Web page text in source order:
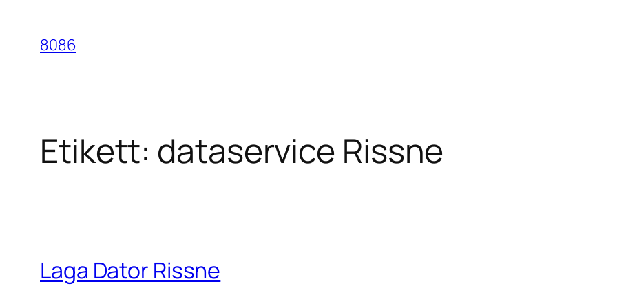
innehåll
8086
Etikett: dataservice Rissne
Laga Dator Rissne